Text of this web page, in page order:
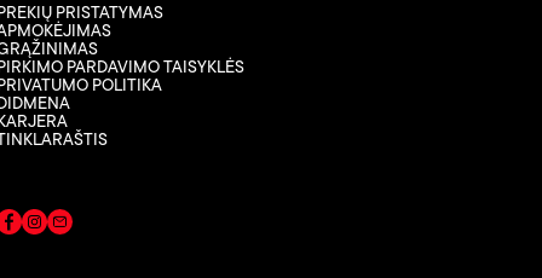
PRISTATYMAS
PARDAVIMO TAISYKLĖS
POLITIKA